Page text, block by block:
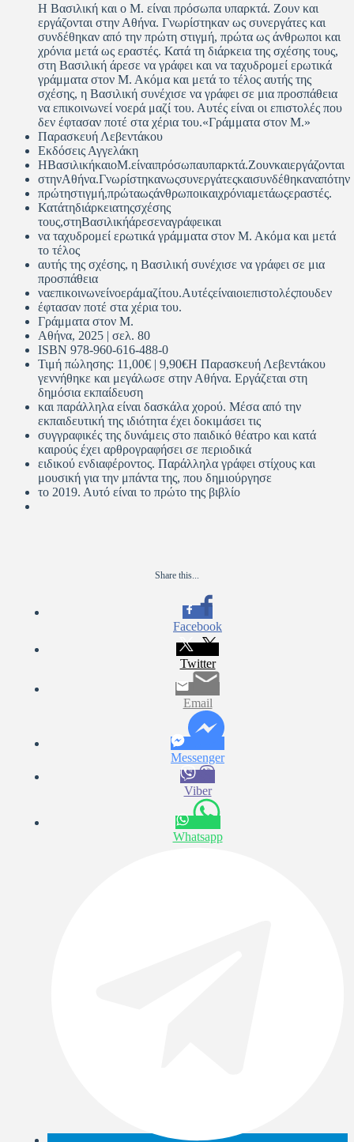
Η Βασιλική και ο Μ. είναι πρόσωπα υπαρκτά. Ζουν και
εργάζονται στην Αθήνα. Γνωρίστηκαν ως συνεργάτες και
συνδέθηκαν από την πρώτη στιγμή, πρώτα ως άνθρωποι και
χρόνια μετά ως εραστές. Κατά τη διάρκεια της σχέσης τους,
στη Βασιλική άρεσε να γράφει και να ταχυδρομεί ερωτικά
γράμματα στον Μ. Ακόμα και μετά το τέλος αυτής της
σχέσης, η Βασιλική συνέχισε να γράφει σε μια προσπάθεια
να επικοινωνεί νοερά μαζί του. Αυτές είναι οι επιστολές που
δεν έφτασαν ποτέ στα χέρια του.«Γράμματα στον Μ.»
Παρασκευή Λεβεντάκου
Εκδόσεις Αγγελάκη
ΗΒασιλικήκαιοΜ.είναιπρόσωπαυπαρκτά.Ζουνκαιεργάζονται
στηνΑθήνα.Γνωρίστηκανωςσυνεργάτεςκαισυνδέθηκαναπότην
πρώτηστιγμή,πρώταωςάνθρωποικαιχρόνιαμετάωςεραστές.
Κατάτηδιάρκειατηςσχέσης
τους,στηΒασιλικήάρεσεναγράφεικαι
να ταχυδρομεί ερωτικά γράμματα στον Μ. Ακόμα και μετά
το τέλος
αυτής της σχέσης, η Βασιλική συνέχισε να γράφει σε μια
προσπάθεια
ναεπικοινωνείνοεράμαζίτου.Αυτέςείναιοιεπιστολέςπουδεν
έφτασαν ποτέ στα χέρια του.
Γράμματα στον Μ.
Αθήνα, 2025 | σελ. 80
ISBN 978-960-616-488-0
Τιμή πώλησης: 11,00€ | 9,90€Η Παρασκευή Λεβεντάκου
γεννήθηκε και μεγάλωσε στην Αθήνα. Εργάζεται στη
δημόσια εκπαίδευση
και παράλληλα είναι δασκάλα χορού. Μέσα από την
εκπαιδευτική της ιδιότητα έχει δοκιμάσει τις
συγγραφικές της δυνάμεις στο παιδικό θέατρο και κατά
καιρούς έχει αρθρογραφήσει σε περιοδικά
ειδικού ενδιαφέροντος. Παράλληλα γράφει στίχους και
μουσική για την μπάντα της, που δημιούργησε
το 2019. Αυτό είναι το πρώτο της βιβλίο
Share this...
Facebook
Twitter
Email
Messenger
Viber
Whatsapp